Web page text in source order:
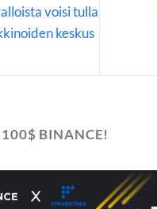
voisi tulla
keskus
BINANCE!